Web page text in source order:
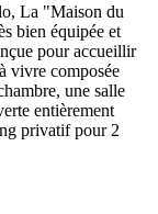
La "Maison du
bien équipée et
pour accueillir
vivre composée
une salle
entièrement
privatif pour 2